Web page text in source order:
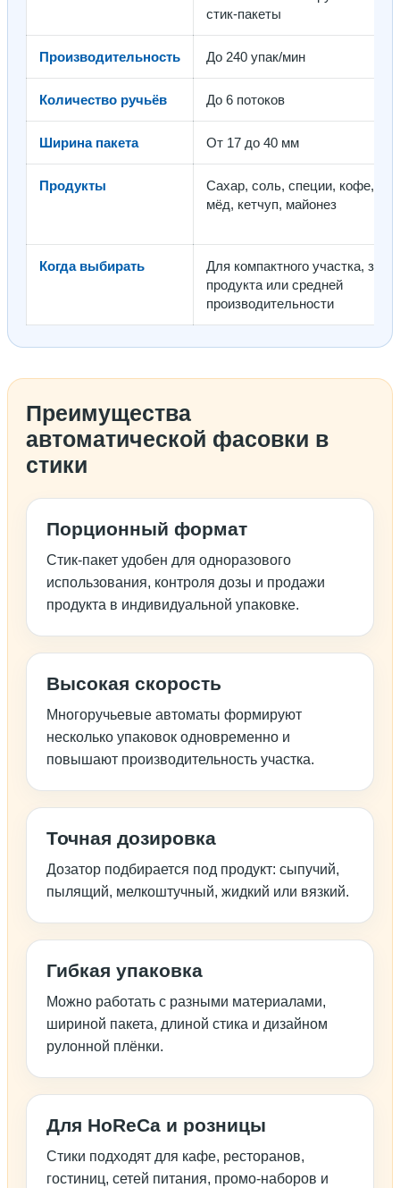
стик-пакеты
Производительность До 240 упак/мин
Количество ручьёв До 6 потоков
Ширина пакета От 17 до 40 мм
Продукты
Сахар, соль, специи, кофе,
мёд, кетчуп, майонез
Когда выбирать
Для компактного участка,
продукта или средней
производительности
Преимущества
автоматической фасовки в
стики
Порционный формат
Стик-пакет удобен для одноразового
использования, контроля дозы и продажи
продукта в индивидуальной упаковке.
Высокая скорость
Многоручьевые автоматы формируют
несколько упаковок одновременно и
повышают производительность участка.
Точная дозировка
Дозатор подбирается под продукт: сыпучий,
пылящий, мелкоштучный, жидкий или вязкий.
Гибкая упаковка
Можно работать с разными материалами,
шириной пакета, длиной стика и дизайном
рулонной плёнки.
Для HoReCa и розницы
Стики подходят для кафе, ресторанов,
гостиниц, сетей питания, промо-наборов и